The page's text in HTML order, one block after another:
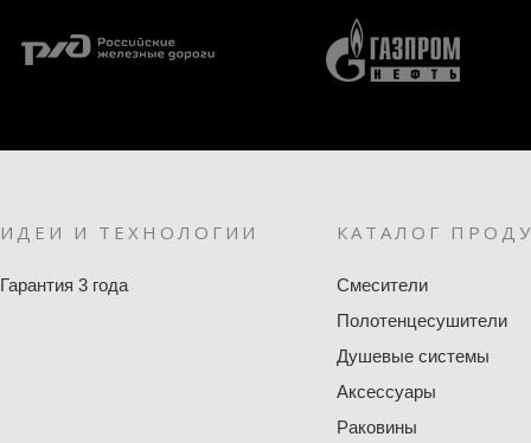
ИДЕИ И ТЕХНОЛОГИИ
Гарантия 3 года
КАТАЛОГ
Смесители
Полотенцесушители
Душевые системы
Аксессуары
Раковины